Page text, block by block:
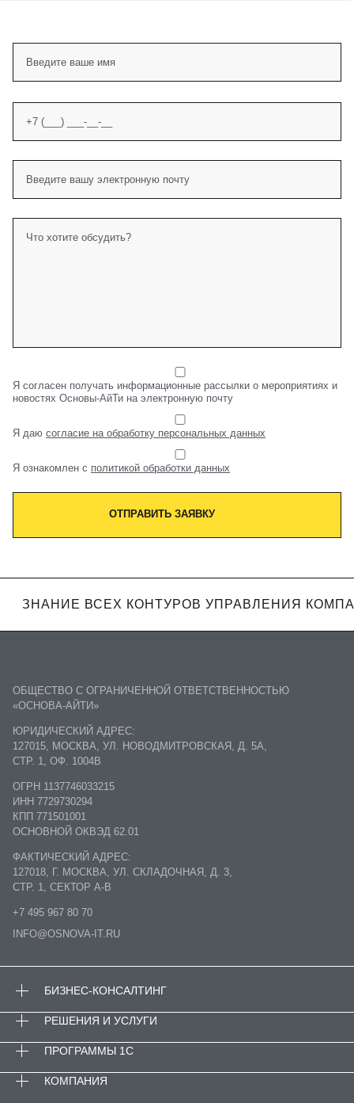
Я согласен получать информационные рассылки о мероприятиях и
новостях Основы-АйТи на электронную почту
Я даю согласие на обработку персональных данных
Я ознакомлен с политикой обработки данных
ОТПРАВИТЬ ЗАЯВКУ
ЗНАНИЕ ВСЕХ КОНТУРОВ УПРАВЛЕНИЯ
ОБЩЕСТВО С ОГРАНИЧЕННОЙ ОТВЕТСТВЕННОСТЬЮ
«ОСНОВА-АЙТИ»
ЮРИДИЧЕСКИЙ АДРЕС:
127015, МОСКВА, УЛ. НОВОДМИТРОВСКАЯ, Д. 5А,
СТР. 1, ОФ. 1004В
ОГРН 1137746033215
ИНН 7729730294
КПП 771501001
ОСНОВНОЙ ОКВЭД 62.01
ФАКТИЧЕСКИЙ АДРЕС:
127018, Г. МОСКВА, УЛ. СКЛАДОЧНАЯ, Д. 3,
СТР. 1, СЕКТОР А-В
+7 495 967 80 70
INFO@OSNOVA-IT.RU
БИЗНЕС-КОНСАЛТИНГ
РЕШЕНИЯ И УСЛУГИ
ПРОГРАММЫ 1С
КОМПАНИЯ